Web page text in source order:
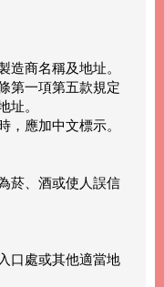
造商名稱及地址。
第一項第五款規定
址。
，應加中文標示。
菸、酒或使人誤信
口處或其他適當地